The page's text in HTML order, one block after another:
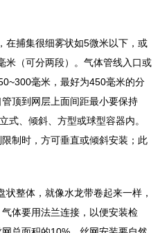
在捕集很细雾状如5微米以下，或
米（可分两段）。气体管线入口或
毫米，最好为450毫米的分
顶到网层上面间距最小要保持
式、倾斜、方型或球型容器内。
制时，方可垂直或倾斜安装；此
整体，就像水龙带卷起来一样，
体要用法兰连接，以便安装检